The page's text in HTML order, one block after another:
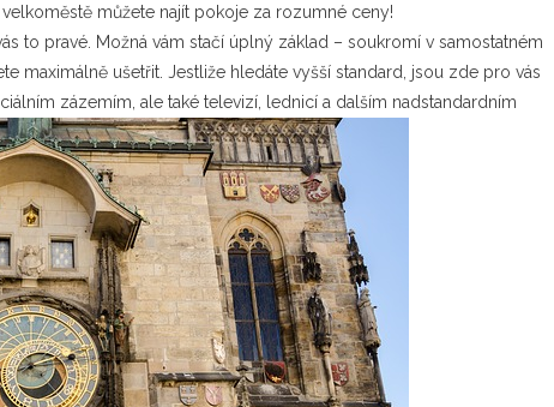
můžete najít pokoje za rozumné ceny!
to pravé. Možná vám stačí úplný základ – soukromí v samostatném
maximálně ušetřit. Jestliže hledáte vyšší standard, jsou zde pro vás
zázemím, ale také televizí, lednicí a dalším nadstandardním